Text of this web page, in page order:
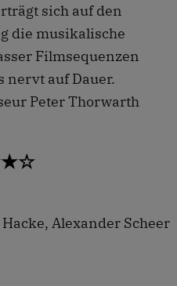
sich auf den
die musikalische
Filmsequenzen
nervt auf Dauer.
Peter Thorwarth
Alexander Scheer